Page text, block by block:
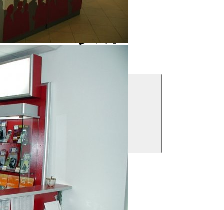
Решения для бизнеса
Посмотреть предложения